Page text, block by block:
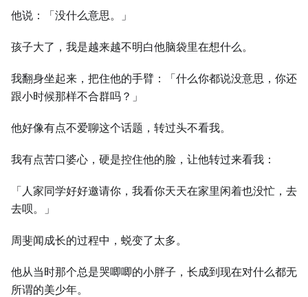
他说：「没什么意思。」
孩子大了，我是越来越不明白他脑袋里在想什么。
我翻身坐起来，把住他的手臂：「什么你都说没意思，你还
跟小时候那样不合群吗？」
他好像有点不爱聊这个话题，转过头不看我。
我有点苦口婆心，硬是控住他的脸，让他转过来看我：
「人家同学好好邀请你，我看你天天在家里闲着也没忙，去
去呗。」
周斐闻成长的过程中，蜕变了太多。
他从当时那个总是哭唧唧的小胖子，长成到现在对什么都无
所谓的美少年。